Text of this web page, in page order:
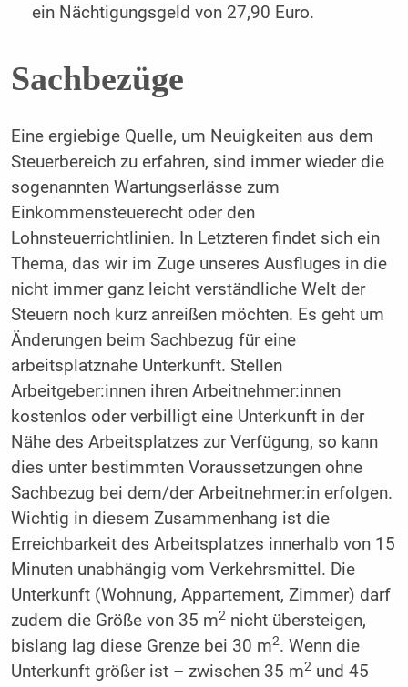
ein Nächtigungsgeld von 27,90 Euro.
Sachbezüge
Eine ergiebige Quelle, um Neuigkeiten aus dem
Steuerbereich zu erfahren, sind immer wieder die
sogenannten Wartungserlässe zum
Einkommensteuerecht oder den
Lohnsteuerrichtlinien. In Letzteren findet sich ein
Thema, das wir im Zuge unseres Ausfluges in die
nicht immer ganz leicht verständliche Welt der
Steuern noch kurz anreißen möchten. Es geht um
Änderungen beim Sachbezug für eine
arbeitsplatznahe Unterkunft. Stellen
Arbeitgeber:innen ihren Arbeitnehmer:innen
kostenlos oder verbilligt eine Unterkunft in der
Nähe des Arbeitsplatzes zur Verfügung, so kann
dies unter bestimmten Voraussetzungen ohne
Sachbezug bei dem/der Arbeitnehmer:in erfolgen.
Wichtig in diesem Zusammenhang ist die
Erreichbarkeit des Arbeitsplatzes innerhalb von 15
Minuten unabhängig vom Verkehrsmittel. Die
Unterkunft (Wohnung, Appartement, Zimmer) darf
zudem die Größe von 35 m2nicht übersteigen,
bislang lag diese Grenze bei 30 m2. Wenn die
Unterkunft größer ist – zwischen 35 m2und 45